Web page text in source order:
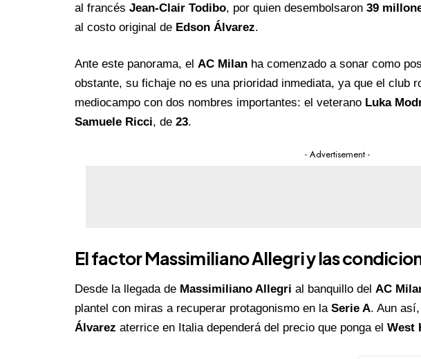
al francés Jean-Clair Todibo, por quien desembolsaron 39
al costo original de Edson Álvarez.
Ante este panorama, el AC Milanha comenzado a sonar como
obstante, su fichaje no es una prioridad inmediata, ya que el club
mediocampo con dos nombres importantes: el veterano Luka
Samuele Ricci, de 23.
- Advertisement -
El factorMassimiliano Allegriy las
Desde la llegada de Massimiliano Allegri al banquillo del AC
plantel con miras a recuperar protagonismo en la Serie A. Aun
Álvarez aterrice en Italia dependerá del precio que ponga el West